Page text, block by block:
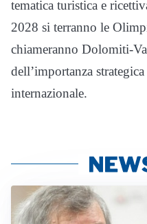
tematica turistica e
2028 si terranno le
chiameranno Dolomiti-
dell’importanza
internazionale.